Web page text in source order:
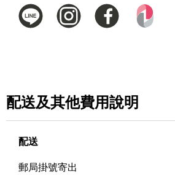
配送及其他費用說明
配送
郵局掛號寄出